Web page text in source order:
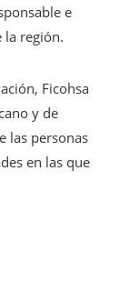
e
la región.
Ficohsa
y de
las personas
en las que